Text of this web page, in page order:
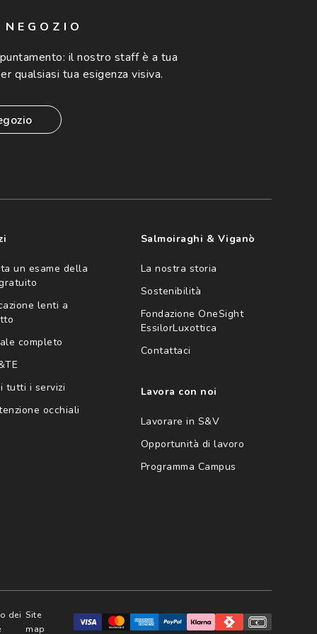
il nostro staff è a tua
qualsiasi tua esigenza visiva.
un esame della
lenti a
completo
tutti i servizi
occhiali
Salmoiraghi & Viganò
La nostra storia
Sostenibilità
Fondazione OneSight
EssilorLuxottica
Contattaci
Lavora con noi
Lavorare in S&V
Opportunità di lavoro
Programma Campus
dei Site
map